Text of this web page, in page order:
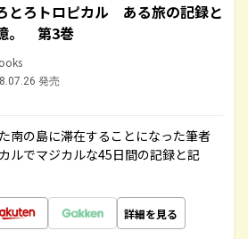
とろトロピカル ある旅の記録と
。 第3巻
発売
南の島に滞在することになった筆者
ルでマジカルな45日間の記録と記
詳細を見る